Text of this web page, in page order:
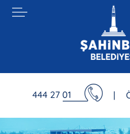
444 27 01 |